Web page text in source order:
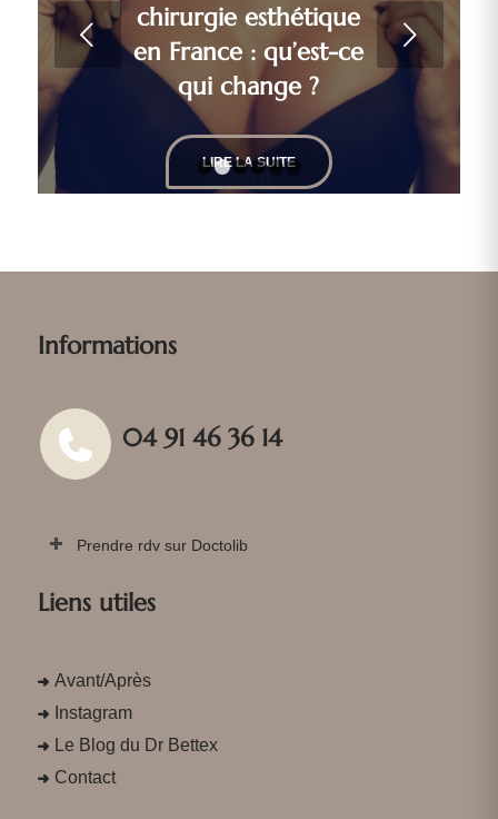
chirurgie esthétique
en France : qu’est-ce
qui change ?
LIRE LA SUITE
Suivant
1 6
Informations
04 91 46 36 14
Prendre rdv sur Doctolib
Liens utiles
Avant/Après
Instagram
Le Blog du Dr Bettex
Contact